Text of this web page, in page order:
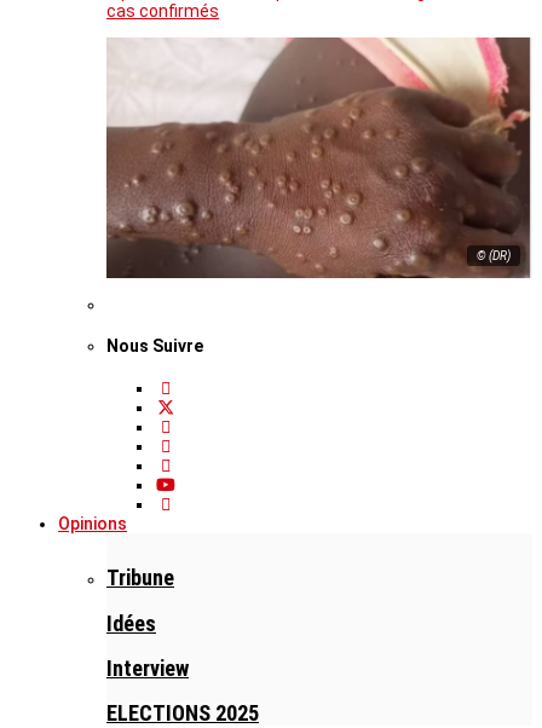
cas confirmés
© (DR)
Nous Suivre
Opinions
Tribune
Idées
Interview
ELECTIONS 2025